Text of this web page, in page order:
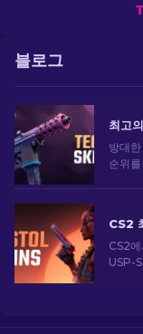
블로그
방대
순위
CS2
USP-